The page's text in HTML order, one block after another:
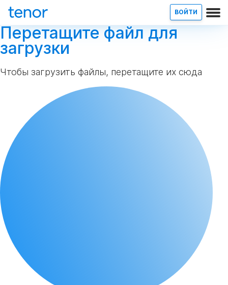
ВОЙТИ
Перетащите файл для
загрузки
Чтобы загрузить файлы, перетащите их сюда